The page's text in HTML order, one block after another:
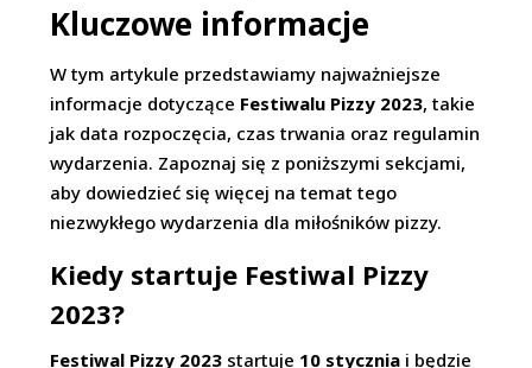
Kluczowe informacje
W tym artykule przedstawiamy najważniejsze
informacje dotyczące Festiwalu Pizzy 2023, takie
jak data rozpoczęcia, czas trwania oraz regulamin
wydarzenia. Zapoznaj się z poniższymi sekcjami,
aby dowiedzieć się więcej na temat tego
niezwykłego wydarzenia dla miłośników pizzy.
Kiedy startuje Festiwal Pizzy
2023?
Festiwal Pizzy 2023 startuje 10 stycznia i będzie